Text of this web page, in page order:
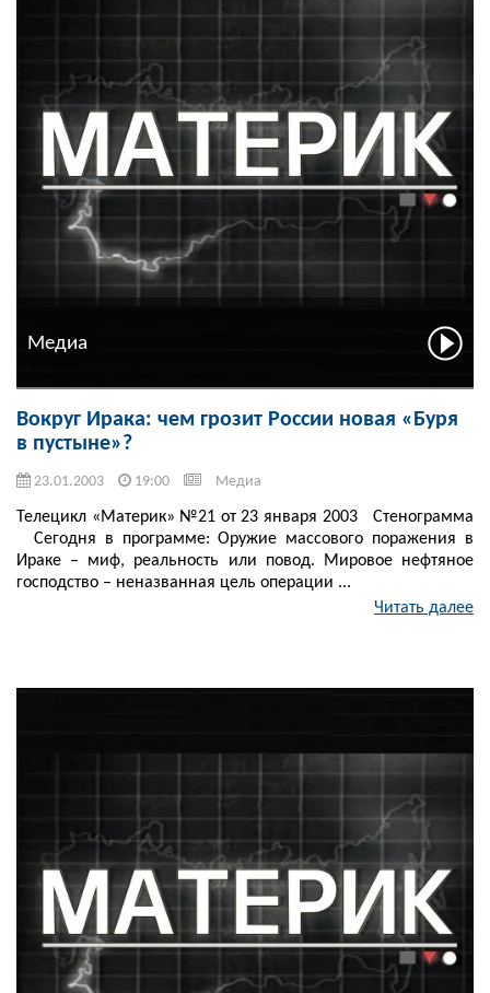
Медиа
Вокруг Ирака: чем грозит России новая «Буря
в пустыне»?
23.01.2003 19:00 Медиа
Телецикл «Материк» №21 от 23 января 2003 Стенограмма
Сегодня в программе: Оружие массового поражения в
Ираке – миф, реальность или повод. Мировое нефтяное
господство – неназванная цель операции ...
Читать далее